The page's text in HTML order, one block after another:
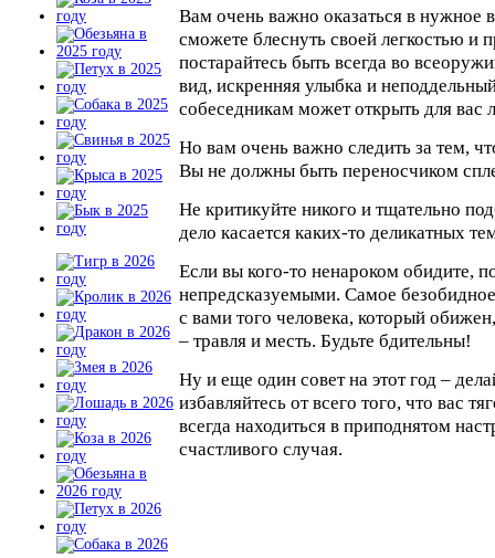
Вам очень важно оказаться в нужное
сможете блеснуть своей легкостью и
постарайтесь быть всегда во
вид, искренняя улыбка и
собеседникам может открыть для вас
Но вам очень важно следить за тем,
Вы не должны быть переносчиком
Не критикуйте никого и тщательно
дело касается каких-то деликатных
Если вы кого-то ненароком обидите,
непредсказуемыми. Самое
с вами того человека, который
– травля и месть. Будьте бдительны!
Ну и еще один совет на этот год –
избавляйтесь от всего того, что вас
всегда находиться в приподнятом
счастливого случая.